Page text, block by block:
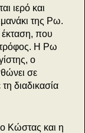
ιερό και
της Ρω.
έκταση, που
Η Pω
ο
σε
διαδικασία
Κώστας και η